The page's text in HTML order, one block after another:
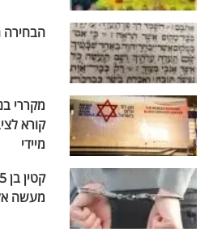
הבחירה
מקררי
קורא
מיידי
מעשה